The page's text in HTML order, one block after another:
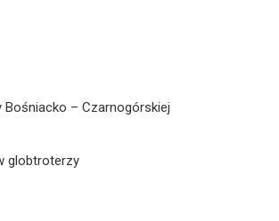
Bośniacko – Czarnogórskiej
globtroterzy